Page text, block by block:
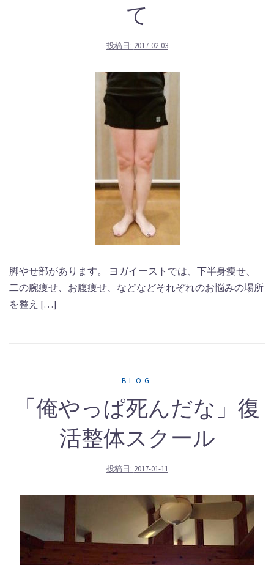
て
投稿日: 2017-02-03
脚やせ部があります。 ヨガイーストでは、下半身痩せ、
二の腕痩せ、お腹痩せ、などなどそれぞれのお悩みの場所
を整え […]
BLOG
「俺やっぱ死んだな」復
活整体スクール
投稿日: 2017-01-11